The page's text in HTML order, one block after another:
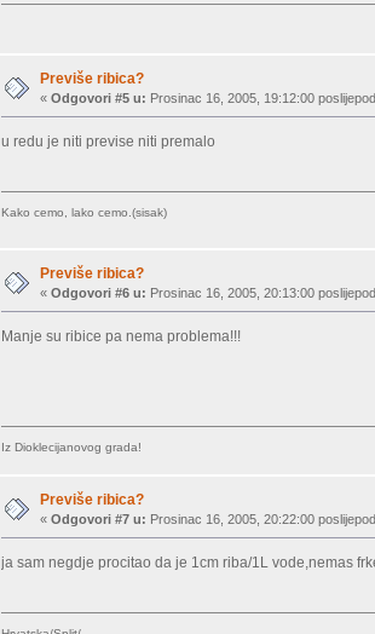
Previše ribica?
«Odgovori #5 u: Prosinac 16, 2005, 19:12:00
u redu je niti previse niti premalo
Kako cemo, lako cemo.(sisak)
Previše ribica?
«Odgovori #6 u: Prosinac 16, 2005, 20:13:00
Manje su ribice pa nema problema!!!
Iz Dioklecijanovog grada!
Previše ribica?
«Odgovori #7 u: Prosinac 16, 2005, 20:22:00
ja sam negdje procitao da je 1cm riba/1L vode,nemas